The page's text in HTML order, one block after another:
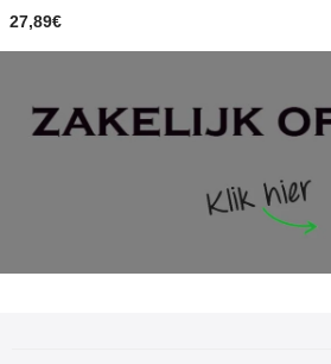
27,89€